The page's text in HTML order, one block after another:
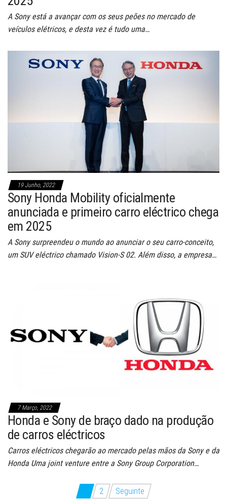
A Sony está a avançar com os seus peões no mercado de
veículos elétricos, e desta vez é tudo uma…
19 Junho, 2022
Sony Honda Mobility oficialmente
anunciada e primeiro carro eléctrico chega
em 2025
A Sony surpreendeu o mundo ao anunciar o seu carro-conceito,
um SUV eléctrico chamado Vision-S 02. Além disso, a empresa…
7 Março, 2022
Honda e Sony de braço dado na produção
de carros eléctricos
Carros eléctricos chegarão ao mercado pelas mãos da Sony e da
Honda Uma joint venture entre a Sony Group Corporation…
1 2 Seguinte